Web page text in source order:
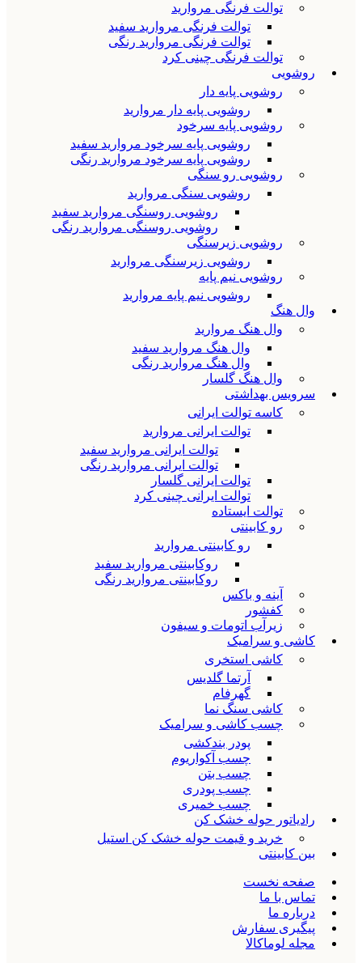
توالت فرنگی مروارید
توالت فرنگی مروارید سفید
توالت فرنگی مروارید رنگی
توالت فرنگی چینی کرد
روشویی
روشویی پایه دار
روشویی پایه دار مروارید
روشویی پایه سرخود
روشویی پایه سرخود مروارید سفید
روشویی پایه سرخود مروارید رنگی
روشویی رو سنگی
روشویی سنگی مروارید
روشویی روسنگی مروارید سفید
روشویی روسنگی مروارید رنگی
روشویی زیرسنگی
روشویی زیرسنگی مروارید
روشویی نیم پایه
روشویی نیم پایه مروارید
وال هنگ
وال هنگ مروارید
وال هنگ مروارید سفید
وال هنگ مروارید رنگی
وال هنگ گلسار
سرویس بهداشتی
کاسه توالت ایرانی
توالت ایرانی مروارید
توالت ایرانی مروارید سفید
توالت ایرانی مروارید رنگی
توالت ایرانی گلسار
توالت ایرانی چینی کرد
توالت ایستاده
رو کابینتی
رو کابینتی مروارید
روکابینتی مروارید سفید
روکابینتی مروارید رنگی
آینه و باکس
کفشور
زیرآب اتومات و سیفون
کاشی و سرامیک
کاشی استخری
آرتما گلدیس
گهرفام
کاشی سنگ نما
چسب کاشی و سرامیک
پودر بندکشی
چسب آکواریوم
چسب بتن
چسب پودری
چسب خمیری
رادیاتور حوله خشک کن
خرید و قیمت حوله خشک کن استیل
بین کابینتی
صفحه نخست
تماس با ما
درباره ما
پیگیری سفارش
مجله لوماکالا